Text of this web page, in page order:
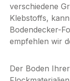
verschiedene
Klebstoffs,
Bodendecker-
empfehlen wir
Der Boden